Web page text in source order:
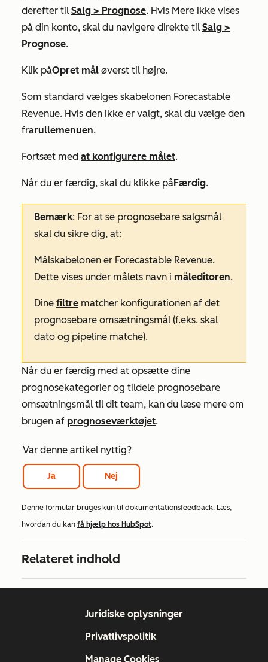
derefter til Salg > Prognose. Hvis Mere ikke vises
på din konto, skal du navigere direkte til Salg >
Prognose.
Klik påOpret mål øverst til højre.
Som standard vælges skabelonen Forecastable
Revenue. Hvis den ikke er valgt, skal du vælge den
frarullemenuen.
Fortsæt med at konfigurere målet.
Når du er færdig, skal du klikke påFærdig.
Bemærk: For at se prognosebare salgsmål
skal du sikre dig, at:
Målskabelonen er Forecastable Revenue.
Dette vises under målets navn i måleditoren.
Dine filtre matcher konfigurationen af det
prognosebare omsætningsmål (f.eks. skal
dato og pipeline matche).
Når du er færdig med at opsætte dine
prognosekategorier og tildele prognosebare
omsætningsmål til dit team, kan du læse mere om
brugen af prognoseværktøjet.
Var denne artikel nyttig?
Ja Nej
Denne formular bruges kun til dokumentationsfeedback. Læs,
hvordan du kan få hjælp hos HubSpot.
Relateret indhold
Juridiske oplysninger
Privatlivspolitik
Manage Cookies